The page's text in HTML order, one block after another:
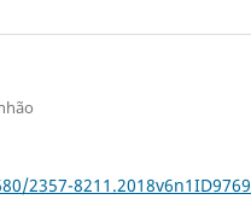
2357-8211.2018v6n1ID9769